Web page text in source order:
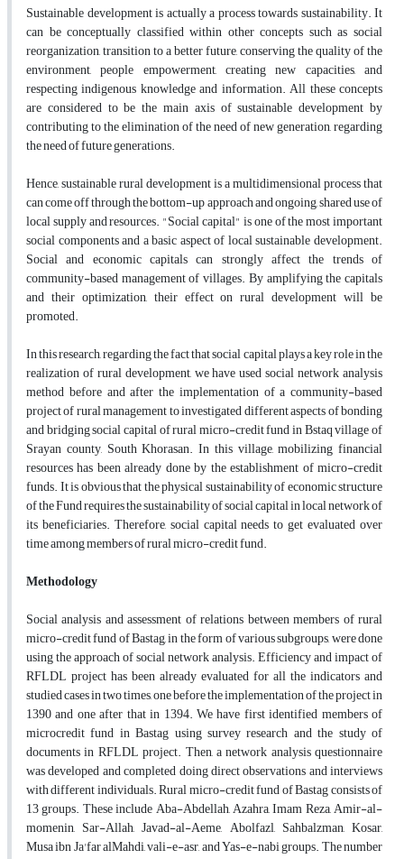
Sustainable development is actually a process towards sustainability. It
can beconceptually classified within other concepts such as social
reorganization, transition to a better future, conserving the quality of the
environment, people empowerment, creating new capacities, and
respecting indigenous knowledge and information. All these concepts
are considered to be the main axis of sustainable development by
contributing to the elimination of the need of new generation, regarding
the need of future generations.
Hence, sustainable rural development is a multidimensional process that
can come off through the bottom-up approach and ongoing, shared use of
local supply and resources."Social capital" is one of the most important
social components and a basic aspect of local sustainable development.
Social and economic capitals can strongly affect the trends of
community-based management of villages. By amplifying the capitals
and their optimization, their effect on rural development will be
promoted.
In this research, regarding the fact that social capital plays a key role in the
realization of rural development, we have used social network analysis
method before and after the implementation of a community-based
project of rural management to investigated different aspects of bonding
and bridging social capital of rural micro-credit fund in Bstaq village of
Srayan county, South Khorasan. In this village, mobilizing financial
resources has been already done by the establishment of micro-credit
funds. It is obvious that the physical sustainability of economic structure
of the Fund requires the sustainability of social capital in local network of
its beneficiaries. Therefore, social capital needs to get evaluated over
time among members of rural micro-credit fund.
Methodology
Social analysis and assessment of relations between members of rural
micro-credit fundof Bastag, in the form of various subgroups, were done
using the approach of social network analysis. Efficiency and impact of
RFLDL project has been already evaluated for all the indicators and
studied cases in two times, one before the implementation of the project in
1390 and one after that in 1394. We have first identified members of
microcredit fund in Bastag using survey research and the study of
documents in RFLDL project. Then, a network analysis questionnaire
was developed and completed doing direct observations and interviews
with different individuals. Rural micro-credit fund of Bastag consists of
13 groups. These include Aba-Abdellah, Azahra, Imam Reza, Amir-al-
momenin, Sar-Allah, Javad-al-Aeme, Abolfazl, Sahbalzman, Kosar,
Musa ibn Ja'far alMahdi, vali-e-asr, and Yas-e-nabi groups. The number